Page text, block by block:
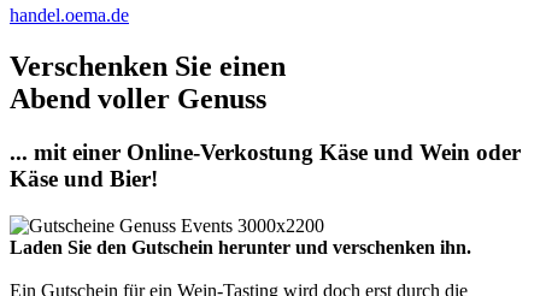
handel.oema.de
Verschenken Sie einen
Abend voller Genuss
... mit einer Online-Verkostung Käse und Wein oder
Käse und Bier!
Laden Sie den Gutschein herunter und verschenken ihn.
Ein Gutschein für ein Wein-Tasting wird doch erst durch die